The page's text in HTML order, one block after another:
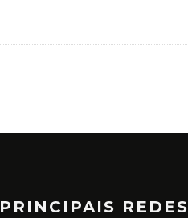
PRINCIPAIS REDES